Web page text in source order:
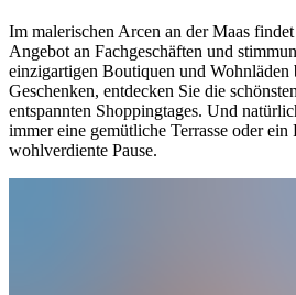
Im malerischen Arcen an der Maas
Angebot an Fachgeschäften und
einzigartigen Boutiquen und Wohnläden
Geschenken, entdecken Sie die
entspannten Shoppingtages. Und
immer eine gemütliche Terrasse oder ein
wohlverdiente Pause.